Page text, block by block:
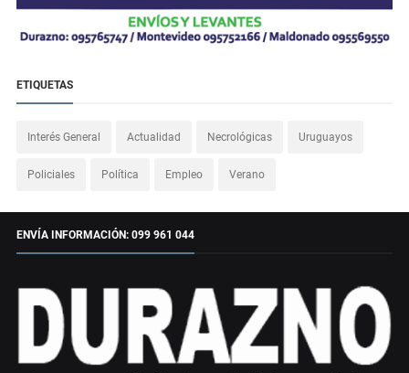
ETIQUETAS
Interés General Actualidad Necrológicas Uruguayos
Policiales Política Empleo Verano
ENVÍA INFORMACIÓN: 099 961 044